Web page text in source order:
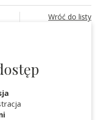
Wróć do listy